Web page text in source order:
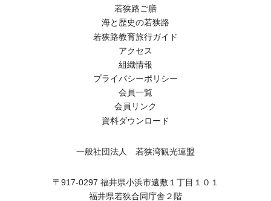
若狭路ご膳
海と歴史の若狭路
若狭路教育旅行ガイド
アクセス
組織情報
プライバシーポリシー
会員一覧
会員リンク
資料ダウンロード
一般社団法人 若狭湾観光連盟
〒917-0297 福井県小浜市遠敷１丁目１０１
福井県若狭合同庁舎２階